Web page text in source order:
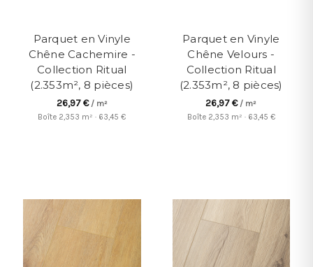
Parquet en Vinyle
Chêne Cachemire -
Collection Ritual
(2.353m², 8 pièces)
26,97 € / m²
Boîte 2,353 m² · 63,45 €
Parquet en Vinyle
Chêne Velours -
Collection Ritual
(2.353m², 8 pièces)
26,97 € / m²
Boîte 2,353 m² · 63,45 €